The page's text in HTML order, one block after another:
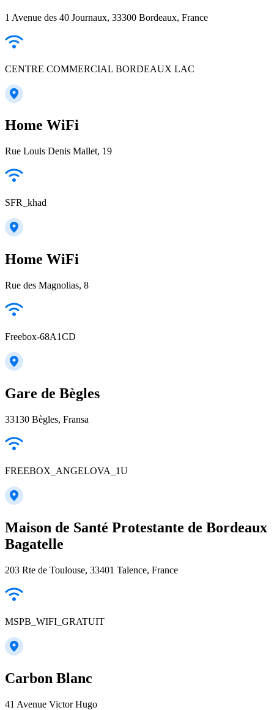
1 Avenue des 40 Journaux, 33300 Bordeaux, France
CENTRE COMMERCIAL BORDEAUX LAC
Home WiFi
Rue Louis Denis Mallet, 19
SFR_khad
Home WiFi
Rue des Magnolias, 8
Freebox-68A1CD
Gare de Bègles
33130 Bègles, Fransa
FREEBOX_ANGELOVA_1U
Maison de Santé Protestante de Bordeaux
Bagatelle
203 Rte de Toulouse, 33401 Talence, France
MSPB_WIFI_GRATUIT
Carbon Blanc
41 Avenue Victor Hugo